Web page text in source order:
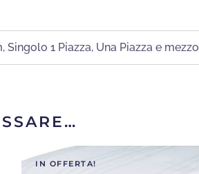
, Singolo 1 Piazza, Una Piazza e mezzo
IN OFFERTA!